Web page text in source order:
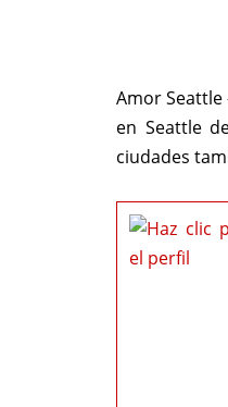
Amor
en Seattle
ciudades